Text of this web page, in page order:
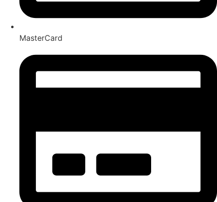
MasterCard